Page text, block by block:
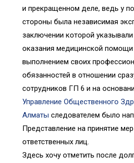
и прекращенном деле, ведь у
стороны была независимая
заключении которой
оказания медицинской
выполнением своих
обязанностей в отношении
сотрудников ГП 6 и на
Управление Общественного
Алматы следователем было
Представление на принятие
ответственных лиц.
Здесь хочу отметить после